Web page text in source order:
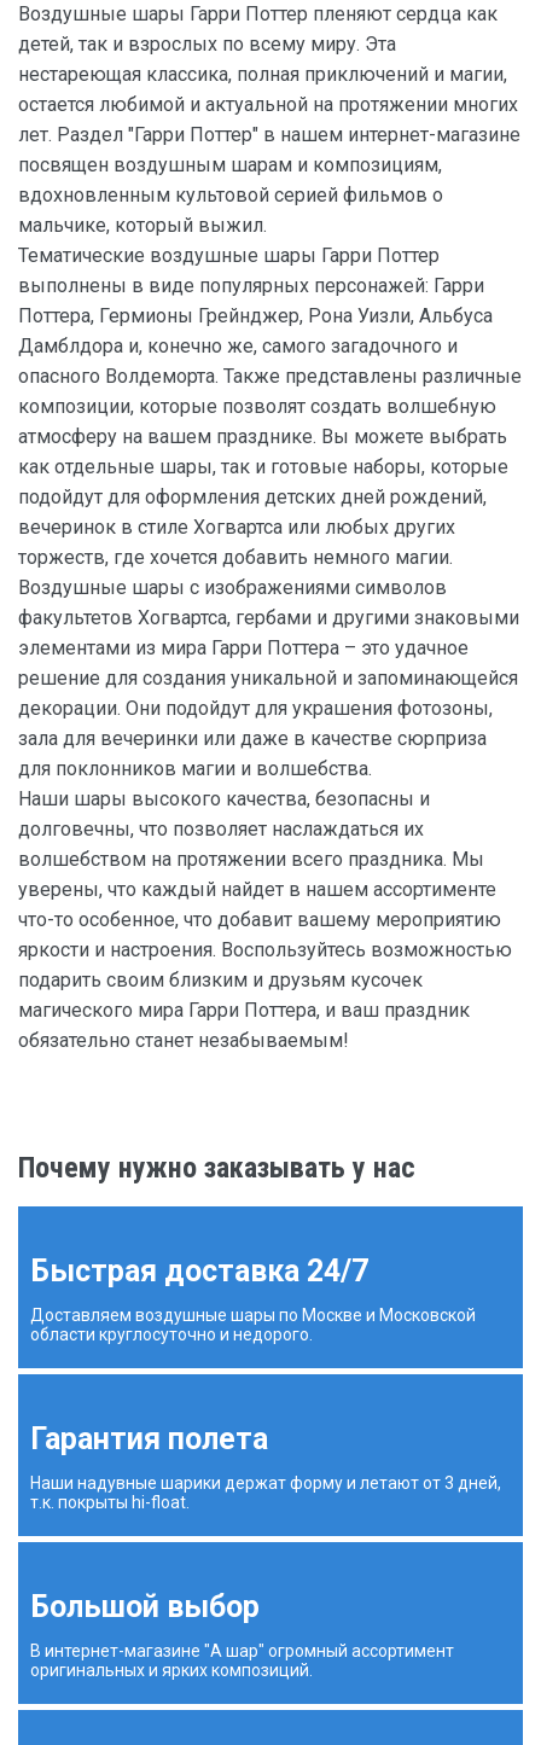
Воздушные шары Гарри Поттер пленяют сердца как
детей, так и взрослых по всему миру. Эта
нестареющая классика, полная приключений и магии,
остается любимой и актуальной на протяжении многих
лет. Раздел "Гарри Поттер" в нашем интернет-магазине
посвящен воздушным шарам и композициям,
вдохновленным культовой серией фильмов о
мальчике, который выжил.
Тематические воздушные шары Гарри Поттер
выполнены в виде популярных персонажей: Гарри
Поттера, Гермионы Грейнджер, Рона Уизли, Альбуса
Дамблдора и, конечно же, самого загадочного и
опасного Волдеморта. Также представлены различные
композиции, которые позволят создать волшебную
атмосферу на вашем празднике. Вы можете выбрать
как отдельные шары, так и готовые наборы, которые
подойдут для оформления детских дней рождений,
вечеринок в стиле Хогвартса или любых других
торжеств, где хочется добавить немного магии.
Воздушные шары с изображениями символов
факультетов Хогвартса, гербами и другими знаковыми
элементами из мира Гарри Поттера – это удачное
решение для создания уникальной и запоминающейся
декорации. Они подойдут для украшения фотозоны,
зала для вечеринки или даже в качестве сюрприза
для поклонников магии и волшебства.
Наши шары высокого качества, безопасны и
долговечны, что позволяет наслаждаться их
волшебством на протяжении всего праздника. Мы
уверены, что каждый найдет в нашем ассортименте
что-то особенное, что добавит вашему мероприятию
яркости и настроения. Воспользуйтесь возможностью
подарить своим близким и друзьям кусочек
магического мира Гарри Поттера, и ваш праздник
обязательно станет незабываемым!
Почему нужно заказывать у нас
Быстрая доставка 24/7
Доставляем воздушные шары по Москве и Московской
области круглосуточно и недорого.
Гарантия полета
Наши надувные шарики держат форму и летают от 3 дней,
т.к. покрыты hi-float.
Большой выбор
В интернет-магазине "А шар" огромный ассортимент
оригинальных и ярких композиций.